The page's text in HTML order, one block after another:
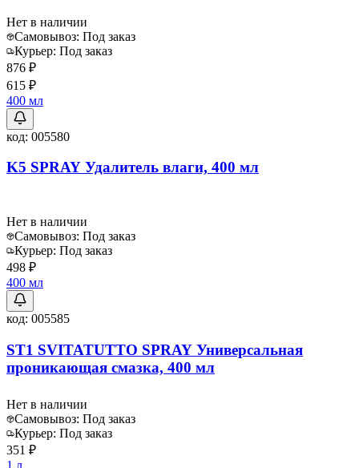
Нет в наличии
Самовывоз: Под заказ
Курьер: Под заказ
876 ₽
615 ₽
400 мл
код: 005580
K5 SPRAY Удалитель влаги, 400 мл
Нет в наличии
Самовывоз: Под заказ
Курьер: Под заказ
498 ₽
400 мл
код: 005585
ST1 SVITATUTTO SPRAY Универсальная
проникающая смазка, 400 мл
Нет в наличии
Самовывоз: Под заказ
Курьер: Под заказ
351 ₽
1 л